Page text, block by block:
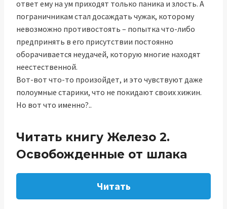
ответ ему на ум приходят только паника и злость. А
пограничникам стал досаждать чужак, которому
невозможно противостоять – попытка что-либо
предпринять в его присутствии постоянно
оборачивается неудачей, которую многие находят
неестественной.
Вот-вот что-то произойдет, и это чувствуют даже
полоумные старики, что не покидают своих хижин.
Но вот что именно?..
Читать книгу Железо 2.
Освобожденные от шлака
Читать